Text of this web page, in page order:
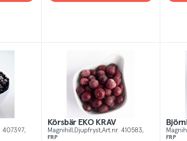
407397
Körsbär EKO KRAV
Magnihill Djupfryst Art.nr. 410583
FRP FRP
Yes, I